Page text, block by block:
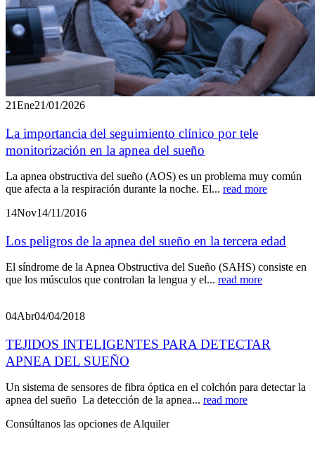
21Ene21/01/2026
La importancia del seguimiento clínico por tele
monitorización en la apnea del sueño
La apnea obstructiva del sueño (AOS) es un problema muy común
que afecta a la respiración durante la noche. El... read more
14Nov14/11/2016
Los peligros de la apnea del sueño en la tercera edad
El síndrome de la Apnea Obstructiva del Sueño (SAHS) consiste en
que los músculos que controlan la lengua y el... read more
04Abr04/04/2018
TEJIDOS INTELIGENTES PARA DETECTAR
APNEA DEL SUEÑO
Un sistema de sensores de fibra óptica en el colchón para detectar la
apnea del sueño La detección de la apnea... read more
Consúltanos las opciones de Alquiler